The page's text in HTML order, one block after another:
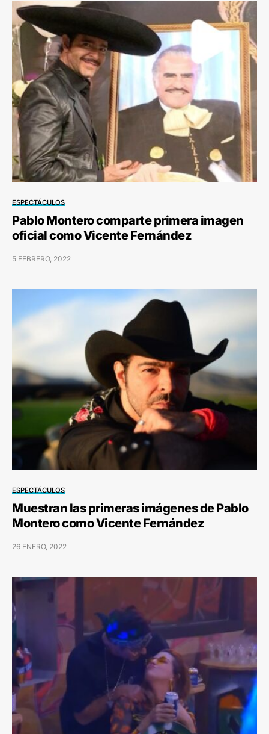
ESPECTÁCULOS
Pablo Montero comparte primera imagen
oficial como Vicente Fernández
5 FEBRERO, 2022
ESPECTÁCULOS
Muestran las primeras imágenes de Pablo
Montero como Vicente Fernández
26 ENERO, 2022